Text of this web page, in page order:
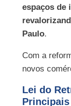
espaços de
Paulo.
Com a
novos
Lei do